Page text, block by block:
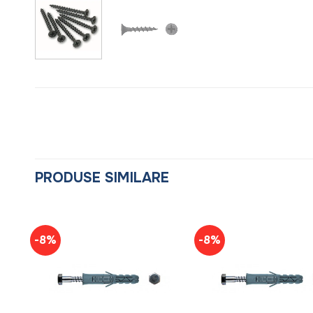
PRODUSE SIMILARE
-8% -8%